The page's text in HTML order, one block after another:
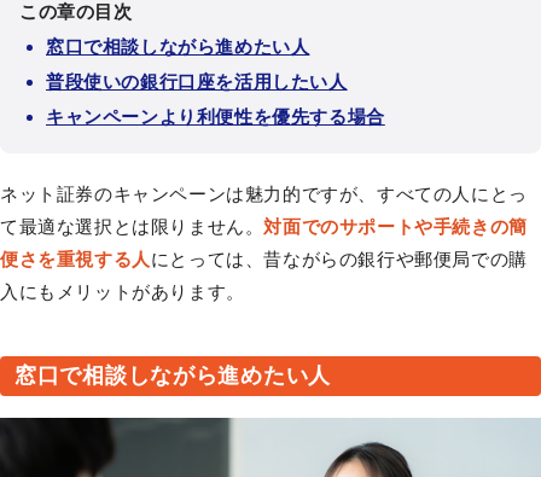
この章の目次
窓口で相談しながら進めたい人
普段使いの銀行口座を活用したい人
キャンペーンより利便性を優先する場合
ネット証券のキャンペーンは魅力的ですが、すべての人にとっ
て最適な選択とは限りません。対面でのサポートや手続きの簡
便さを重視する人 にとっては、昔ながらの銀行や郵便局での購
入にもメリットがあります。
窓口で相談しながら進めたい人